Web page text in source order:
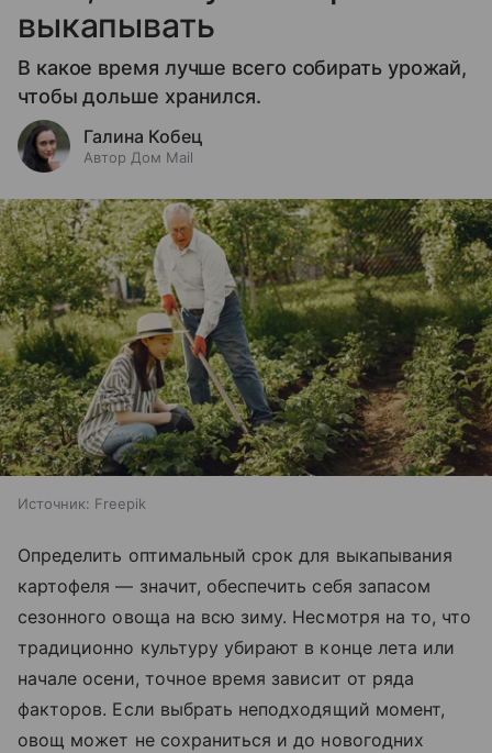
выкапывать
В какое время лучше всего собирать урожай,
чтобы дольше хранился.
Галина Кобец
Автор Дом Mail
Источник: Freepik
Определить оптимальный срок для выкапывания
картофеля — значит, обеспечить себя запасом
сезонного овоща на всю зиму. Несмотря на то, что
традиционно культуру убирают в конце лета или
начале осени, точное время зависит от ряда
факторов. Если выбрать неподходящий момент,
овощ может не сохраниться и до новогодних